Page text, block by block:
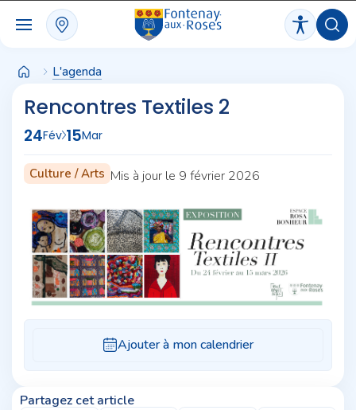
L'agenda
Rencontres Textiles 2
24Fév 15Mar
Culture / Arts Mis à jour le 9 février 2026
Partagez cet article
Panneau de gestion des cookies